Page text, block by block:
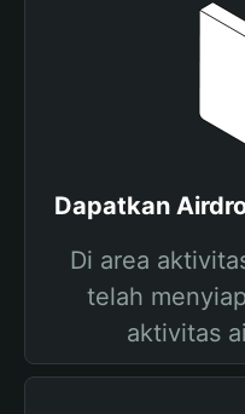
Dapatkan
Di area
telah
aktivitas